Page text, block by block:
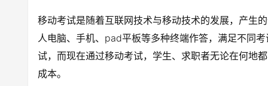
移动考试是随着互联网技术与移动技术的发展，产生
人电脑、手机、pad平板等多种终端作答，满足不同
试，而现在通过移动考试，学生、求职者无论在何地
成本。